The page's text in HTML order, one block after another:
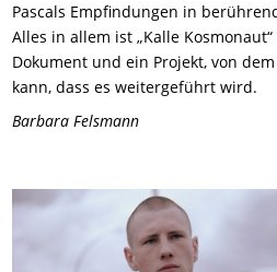
Pascals Empfindungen in
Alles in allem ist „Kalle
Dokument und ein Projekt, von
kann, dass es weitergeführt wird.
Barbara Felsmann